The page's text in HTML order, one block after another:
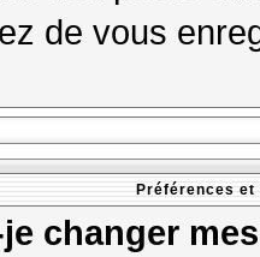
de vous
Préférences
changer